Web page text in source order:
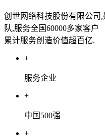
创世网络科技股份有限公司,
队,服务全国60000多家客户
累计服务创造价值超百亿.
+
服务企业
+
中国500强
+